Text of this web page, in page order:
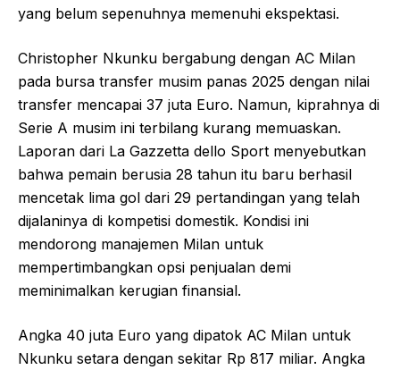
yang belum sepenuhnya memenuhi ekspektasi.
Christopher Nkunku bergabung dengan AC Milan
pada bursa transfer musim panas 2025 dengan nilai
transfer mencapai 37 juta Euro. Namun, kiprahnya di
Serie A musim ini terbilang kurang memuaskan.
Laporan dari La Gazzetta dello Sport menyebutkan
bahwa pemain berusia 28 tahun itu baru berhasil
mencetak lima gol dari 29 pertandingan yang telah
dijalaninya di kompetisi domestik. Kondisi ini
mendorong manajemen Milan untuk
mempertimbangkan opsi penjualan demi
meminimalkan kerugian finansial.
Angka 40 juta Euro yang dipatok AC Milan untuk
Nkunku setara dengan sekitar Rp 817 miliar. Angka